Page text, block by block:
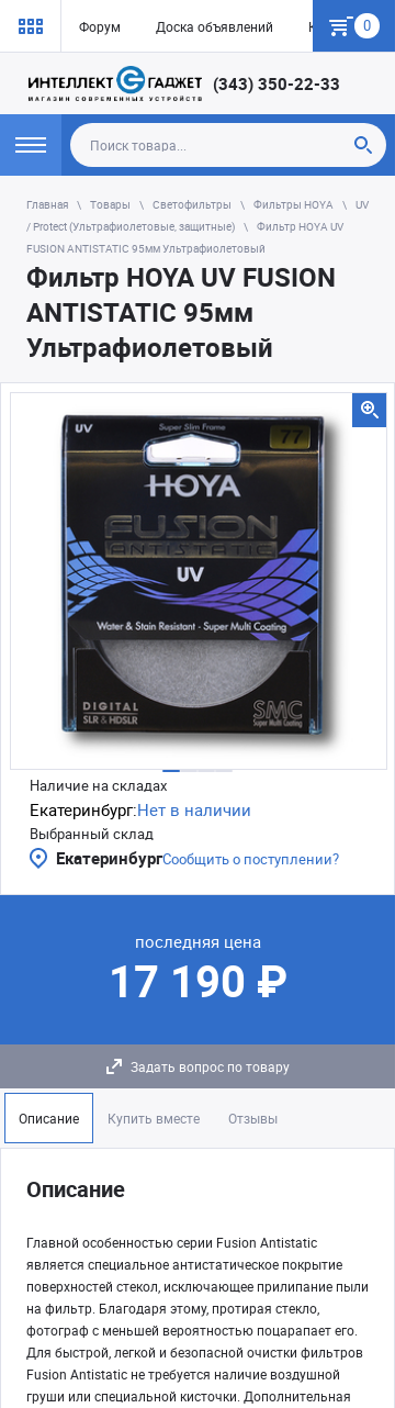
Форум Доска объявлений Как купить
0
(343) 350-22-33
Главная Товары Светофильтры Фильтры HOYA
UV
/ Protect (Ультрафиолетовые, защитные)
Фильтр HOYA UV
FUSION ANTISTATIC 95мм Ультрафиолетовый
Фильтр HOYA UV FUSION
ANTISTATIC 95мм
Ультрафиолетовый
Наличие на складах
Екатеринбург:Нет в наличии
Выбранный склад
ЕкатеринбургСообщить о поступлении?
последняя цена
17 190 ₽
Задать вопрос по товару
Описание Купить вместе Отзывы
Описание
Главной особенностью серии Fusion Antistatic
является специальное антистатическое покрытие
поверхностей стекол, исключающее прилипание пыли
на фильтр. Благодаря этому, протирая стекло,
фотограф с меньшей вероятностью поцарапает его.
Для быстрой, легкой и безопасной очистки фильтров
Fusion Antistatic не требуется наличие воздушной
груши или специальной кисточки. Дополнительная